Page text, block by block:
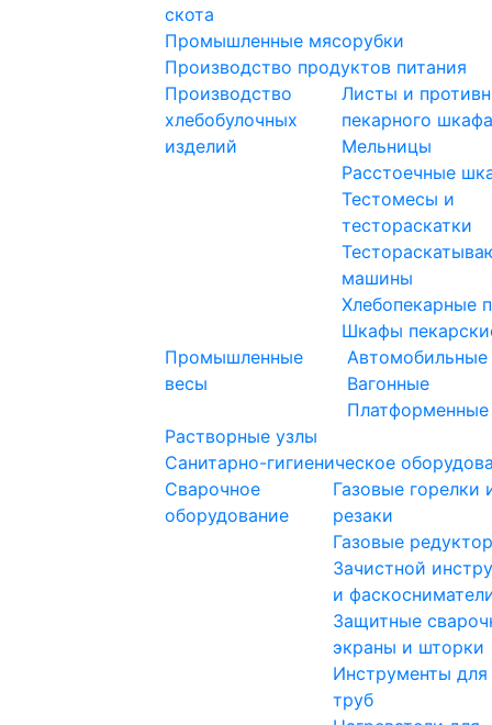
скота
Промышленные мясорубки
Производство продуктов питания
Производство
хлебобулочных
изделий
Листы и
пекарного шкафа
Мельницы
Расстоечные
Тестомесы и
тестораскатки
машины
Хлебопекарные
Шкафы
Промышленные
весы
Автомобильные
Вагонные
Платформенные
Растворные узлы
Санитарно-гигиеническое
Сварочное
оборудование
Газовые горелки
резаки
Газовые
Зачистной
и
Защитные
экраны и шторки
Инструменты для
труб